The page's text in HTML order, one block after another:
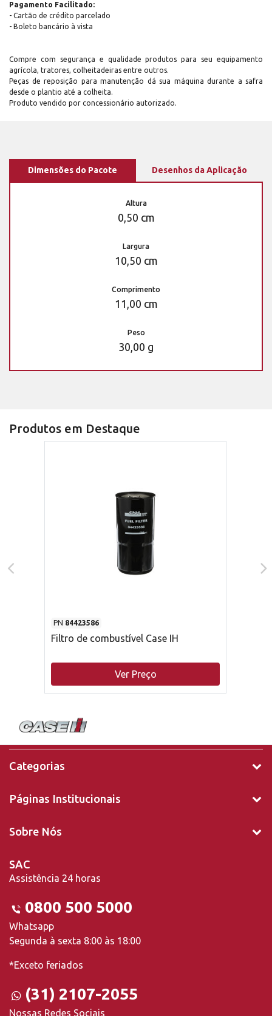
Pagamento Facilitado:
- Cartão de crédito parcelado
- Boleto bancário à vista
Compre com segurança e qualidade produtos para seu equipamento
agrícola, tratores, colheitadeiras entre outros.
Peças de reposição para manutenção dá sua máquina durante a safra
desde o plantio até a colheita.
Produto vendido por concessionário autorizado.
Dimensões do Pacote Desenhos da Aplicação
Altura
0,50 cm
Largura
10,50 cm
Comprimento
11,00 cm
Peso
30,00 g
Produtos em Destaque
PN 84423586
Filtro de combustível Case IH
Ver Preço
Categorias
Páginas Institucionais
Sobre Nós
SAC
Assistência 24 horas
0800 500 5000
Whatsapp
Segunda à sexta 8:00 às 18:00
*Exceto feriados
(31) 2107-2055
Nossas Redes Sociais